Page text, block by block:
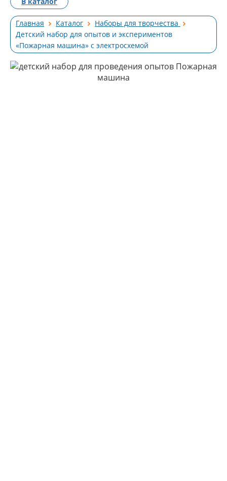
Главная Каталог
Наборы для творчества
Детский набор для опытов и экспериментов
«Пожарная машина» с электросхемой